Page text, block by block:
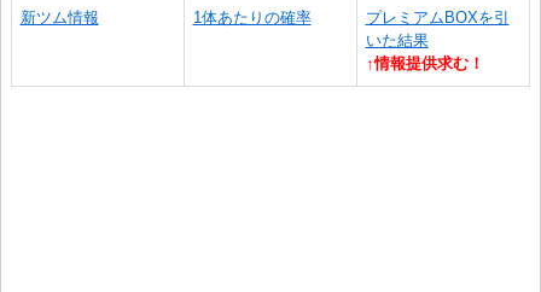
新ツム情報 1体あたりの確率
プレミアムBOXを引
いた結果
↑情報提供求む！